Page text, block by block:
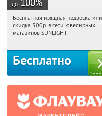
до
02:49:56 Получили:
Россия
Бесплатная изящная подвеска или
скидка 500р. в сети ювелирных
магазинов SUNLIGHT
Бесплатно